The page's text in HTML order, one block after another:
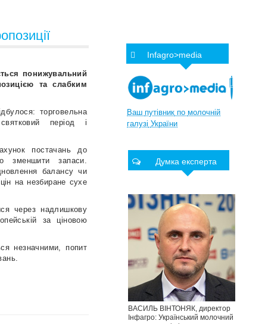
понижувальний
та слабким
торговельна
період і
постачань до
зменшити запаси.
балансу чи
на незбиране сухе
через надлишкову
за ціновою
незначними, попит
Infagro>media
Ваш путівник по молочній
галузі України
Думка експерта
ВАСИЛЬ ВІНТОНЯК, директор
Інфагро: Український молочний